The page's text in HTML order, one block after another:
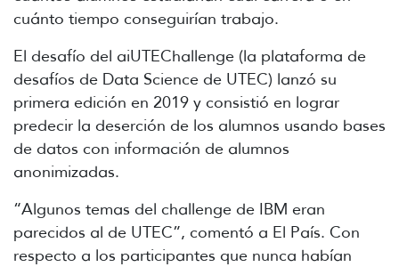
cuánto tiempo conseguirían trabajo.
El desafío del aiUTEChallenge (la plataforma de
desafíos de Data Science de UTEC) lanzó su
primera edición en 2019 y consistió en lograr
predecir la deserción de los alumnos usando bases
de datos con información de alumnos
anonimizadas.
“Algunos temas del challenge de IBM eran
parecidos al de UTEC”, comentó a El País. Con
respecto a los participantes que nunca habían